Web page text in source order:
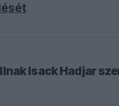
Isack Hadjar